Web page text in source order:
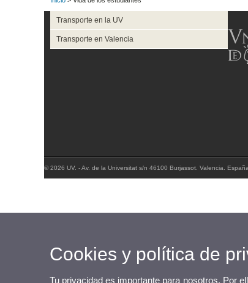
Transporte en la UV
Transporte en Valencia
© 2026 UV. - Av. de la Universitat s/n 46100 Burjassot. Valencia.
Cookies y política de
Tu privacidad es importante para nosotros. Por